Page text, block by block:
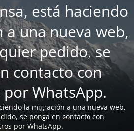
está haciendo
una nueva web,
pedido, se
contacto con
WhatsApp.
la migración a una nueva web,
se ponga en contacto con
por WhatsApp.